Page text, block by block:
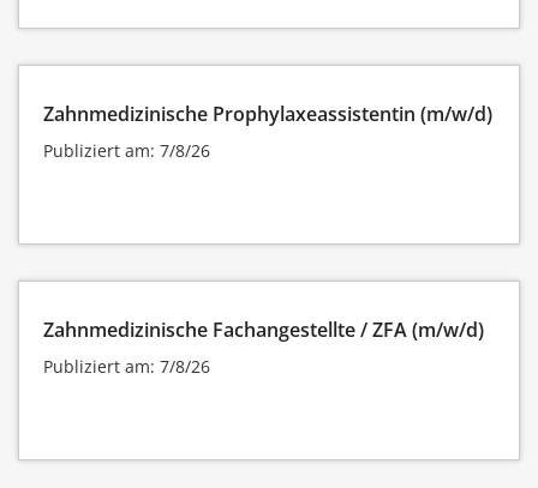
Zahnmedizinische Prophylaxeassistentin (m/w/d)
Publiziert am: 7/8/26
Zahnmedizinische Fachangestellte / ZFA (m/w/d)
Publiziert am: 7/8/26